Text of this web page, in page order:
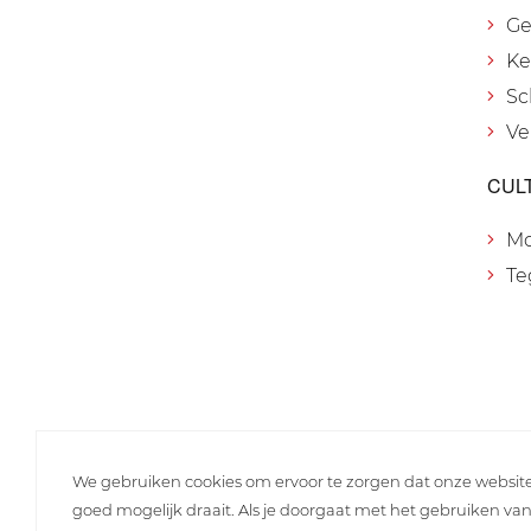
We gebruiken cookies om ervoor te zorgen dat onze
goed mogelijk draait. Als je doorgaat met het gebruiken